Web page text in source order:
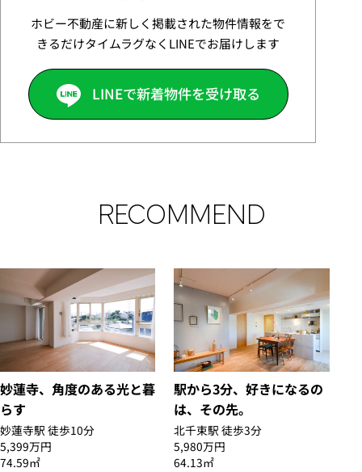
ホビー不動産に新しく掲載された物件情報をで
きるだけタイムラグなくLINEでお届けします
LINEで新着物件を受け取る
RECOMMEND
妙蓮寺、角度のある光と暮
らす
妙蓮寺駅 徒歩10分
5,399万円
74.59㎡
駅から3分、好きになるの
は、その先。
北千束駅 徒歩3分
5,980万円
64.13㎡